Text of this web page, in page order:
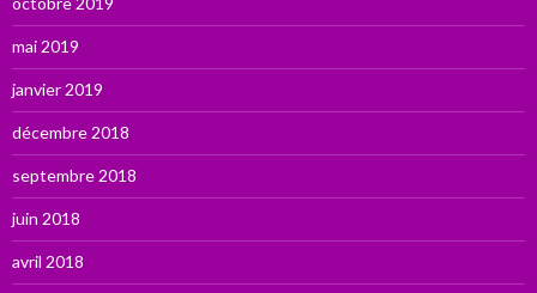
mai 2019
janvier 2019
décembre 2018
septembre 2018
juin 2018
avril 2018